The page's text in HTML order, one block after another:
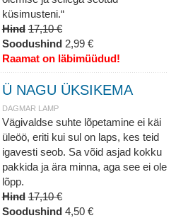
küsimusteni.“
Hind 17,10 €
Soodushind 2,99 €
Raamat on läbimüüdud!
Ü NAGU ÜKSIKEMA
DAGMAR LAMP
Vägivaldse suhte lõpetamine ei käi
üleöö, eriti kui sul on laps, kes teid
igavesti seob. Sa võid asjad kokku
pakkida ja ära minna, aga see ei ole
lõpp.
Hind 17,10 €
Soodushind 4,50 €